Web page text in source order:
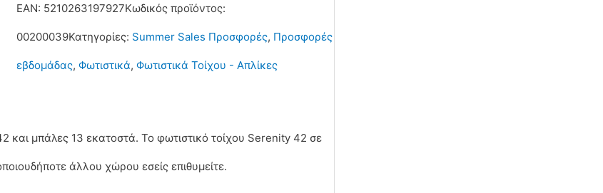
42
EAN: 5210263197927Κωδικός προϊόντος:
00200039Κατηγορίες: Summer Sales Προσφορές, Προσφορές
εβδομάδας,Φωτιστικά,Φωτιστικά Τοίχου - Απλίκες
μπάλες 13 εκατοστά. Το φωτιστικό τοίχου Serenity 42 σε
άλλου χώρου εσείς επιθυμείτε.